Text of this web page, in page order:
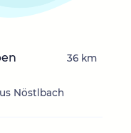
Nöstlbach
36 km